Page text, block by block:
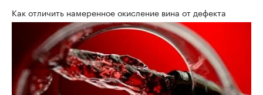
Как отличить намеренное окисление вина от дефекта